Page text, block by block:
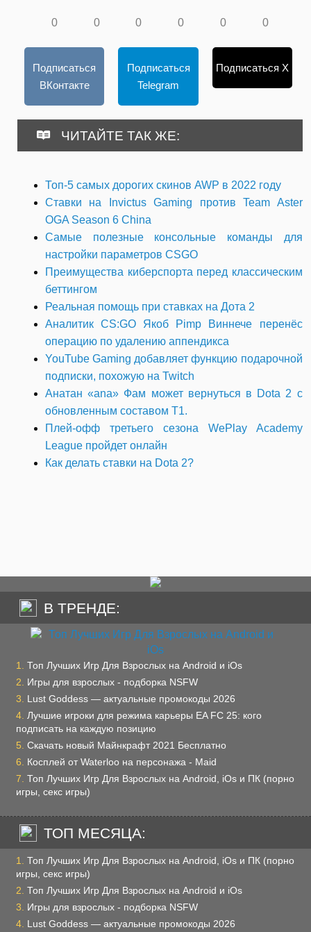
0 0 0 0 0 0
Подписаться
ВКонтакте
Подписаться
Telegram
Подписаться X
ЧИТАЙТЕ ТАК ЖЕ:
Топ-5 самых дорогих скинов AWP в 2022 году
Ставки на Invictus Gaming против Team Aster
OGA Season 6 China
Самые полезные консольные команды для
настройки параметров CSGO
Преимущества киберспорта перед классическим
беттингом
Реальная помощь при ставках на Дота 2
Аналитик CS:GO Якоб Pimp Виннече перенёс
операцию по удалению аппендикса
YouTube Gaming добавляет функцию подарочной
подписки, похожую на Twitch
Анатан «ana» Фам может вернуться в Dota 2 с
обновленным составом T1.
Плей-офф третьего сезона WePlay Academy
League пройдет онлайн
Как делать ставки на Dota 2?
В ТРЕНДЕ:
Топ Лучших Игр Для Взрослых на Android и iOs
Игры для взрослых - подборка NSFW
Lust Goddess — актуальные промокоды 2026
Лучшие игроки для режима карьеры EA FC 25: кого
подписать на каждую позицию
Скачать новый Майнкрафт 2021 Бесплатно
Косплей от Waterloo на персонажа - Maid
Топ Лучших Игр Для Взрослых на Android, iOs и ПК (порно
игры, секс игры)
ТОП МЕСЯЦА:
Топ Лучших Игр Для Взрослых на Android, iOs и ПК (порно
игры, секс игры)
Топ Лучших Игр Для Взрослых на Android и iOs
Игры для взрослых - подборка NSFW
Lust Goddess — актуальные промокоды 2026